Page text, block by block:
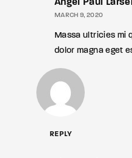
Angel Paul
MARCH 9, 2020
Massa ultricies mi
dolor magna eget
REPLY